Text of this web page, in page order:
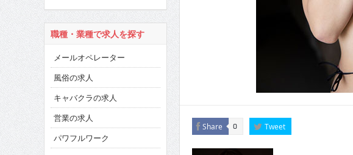
Share 0 Tweet
職種・業種で求人を探す
メールオペレーター
風俗の求人
キャバクラの求人
営業の求人
パワフルワーク